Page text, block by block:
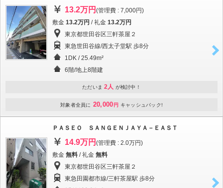
13.2万円 (管理費 : 7,000円)
敷金 13.2万円 / 礼金 13.2万円
東京都世田谷区三軒茶屋２
東急世田谷線/西太子堂駅 歩8分
1DK / 25.49m²
6階/地上8階建
ただいま 2人 が検討中！
対象者全員に 20,000 円 キャッシュバック!
ＰＡＳＥＯ ＳＡＮＧＥＮＪＡＹＡ－ＥＡＳＴ
14.9万円 (管理費 : 2.0万円)
敷金 無料 / 礼金 無料
東京都世田谷区三軒茶屋２
東急田園都市線/三軒茶屋駅 歩8分